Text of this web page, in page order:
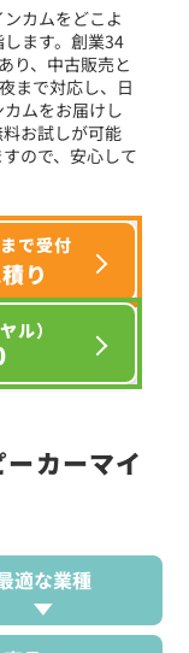
カムをどこよ
ます。創業34
り、中古販売と
まで対応し、日
ムをお届けし
お試しが可能
ので、安心して
で受付
り
ル）
カーマイ
適な業種